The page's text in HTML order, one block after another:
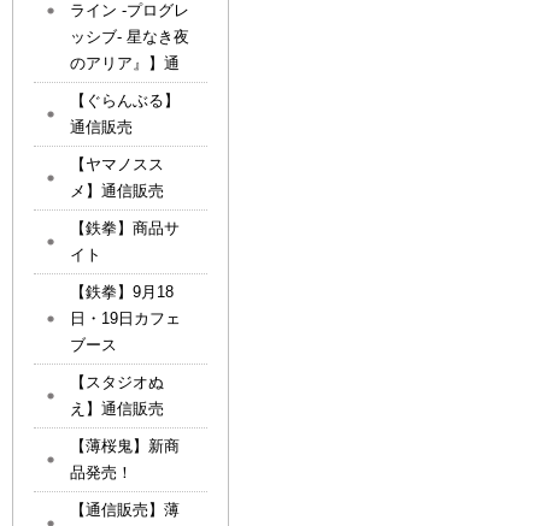
ライン -プログレ
ッシブ- 星なき夜
のアリア』】通
【ぐらんぶる】
通信販売
【ヤマノスス
メ】通信販売
【鉄拳】商品サ
イト
【鉄拳】9月18
日・19日カフェ
ブース
【スタジオぬ
え】通信販売
【薄桜鬼】新商
品発売！
【通信販売】薄